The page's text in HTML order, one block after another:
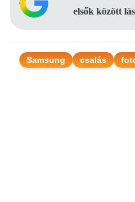
elsők között
Samsung csalás